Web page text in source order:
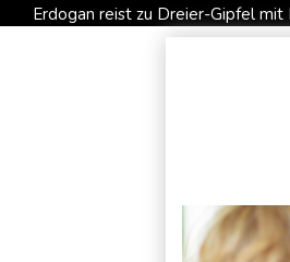
Erdogan reist zu Dreier-Gipfel mit